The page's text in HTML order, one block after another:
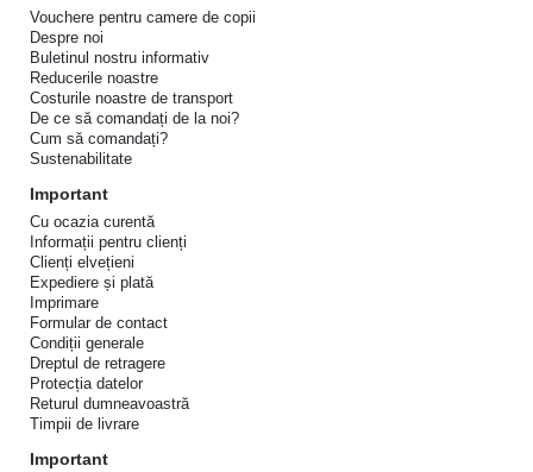
Vouchere pentru camere de copii
Despre noi
Buletinul nostru informativ
Reducerile noastre
Costurile noastre de transport
De ce să comandați de la noi?
Cum să comandați?
Sustenabilitate
Important
Cu ocazia curentă
Informații pentru clienți
Clienți elvețieni
Expediere și plată
Imprimare
Formular de contact
Condiții generale
Dreptul de retragere
Protecția datelor
Returul dumneavoastră
Timpii de livrare
Important